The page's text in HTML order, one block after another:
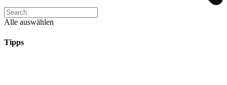
Alle auswählen
Tipps